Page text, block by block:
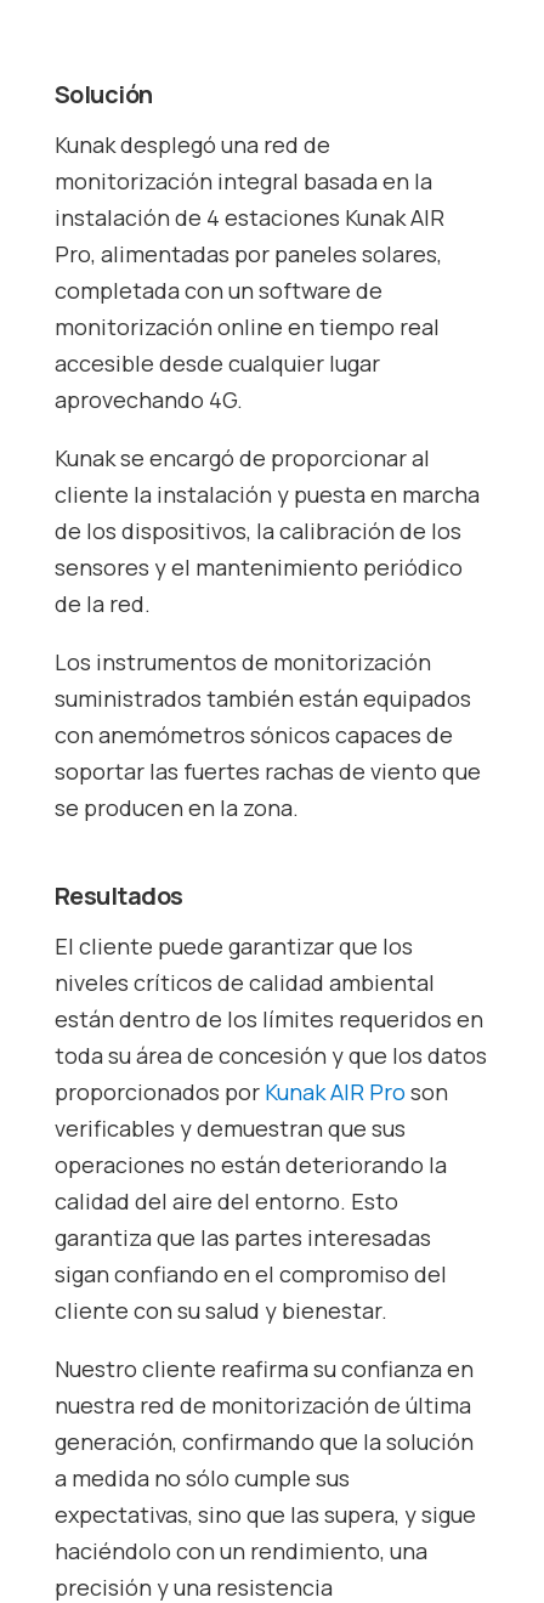
Solución
Kunak desplegó una red de
monitorización integral basada en la
instalación de 4 estaciones Kunak AIR
Pro, alimentadas por paneles solares,
completada con un software de
monitorización online en tiempo real
accesible desde cualquier lugar
aprovechando 4G.
Kunak se encargó de proporcionar al
cliente la instalación y puesta en marcha
de los dispositivos, la calibración de los
sensores y el mantenimiento periódico
de la red.
Los instrumentos de monitorización
suministrados también están equipados
con anemómetros sónicos capaces de
soportar las fuertes rachas de viento que
se producen en la zona.
Resultados
El cliente puede garantizar que los
niveles críticos de calidad ambiental
están dentro de los límites requeridos en
toda su área de concesión y que los datos
proporcionados por Kunak AIR Pro son
verificables y demuestran que sus
operaciones no están deteriorando la
calidad del aire del entorno. Esto
garantiza que las partes interesadas
sigan confiando en el compromiso del
cliente con su salud y bienestar.
Nuestro cliente reafirma su confianza en
nuestra red de monitorización de última
generación, confirmando que la solución
a medida no sólo cumple sus
expectativas, sino que las supera, y sigue
haciéndolo con un rendimiento, una
precisión y una resistencia